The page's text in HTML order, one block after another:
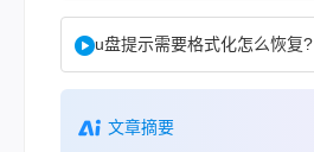
u盘提示需要格式化怎么恢复?
文章摘要